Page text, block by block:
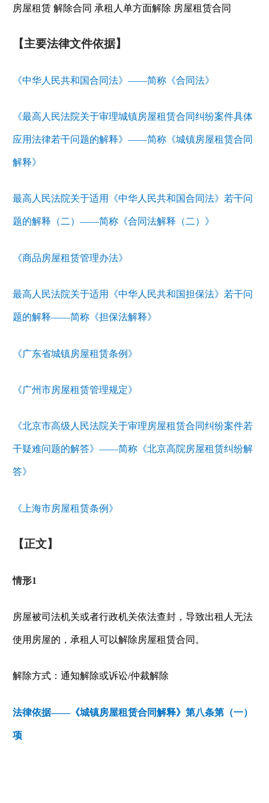
房屋租赁 解除合同 承租人单方面解除 房屋租赁合同
【主要法律文件依据】
《中华人民共和国合同法》——简称《合同法》
《最高人民法院关于审理城镇房屋租赁合同纠纷案件具体
应用法律若干问题的解释》——简称《城镇房屋租赁合同
解释》
最高人民法院关于适用《中华人民共和国合同法》若干问
题的解释（二）——简称《合同法解释（二）》
《商品房屋租赁管理办法》
最高人民法院关于适用《中华人民共和国担保法》若干问
题的解释——简称《担保法解释》
《广东省城镇房屋租赁条例》
《广州市房屋租赁管理规定》
《北京市高级人民法院关于审理房屋租赁合同纠纷案件若
干疑难问题的解答》——简称《北京高院房屋租赁纠纷解
答》
《上海市房屋租赁条例》
【正文】
情形1
房屋被司法机关或者行政机关依法查封，导致出租人无法
使用房屋的，承租人可以解除房屋租赁合同。
解除方式：通知解除或诉讼/仲裁解除
法律依据——《城镇房屋租赁合同解释》第八条第（一）
项